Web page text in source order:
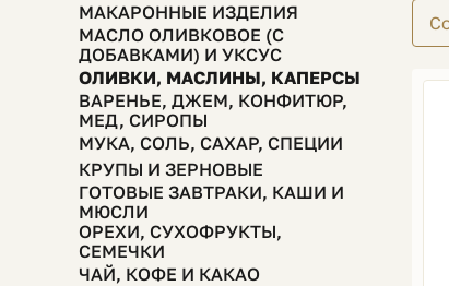
МАКАРОННЫЕ ИЗДЕЛИЯ
МАСЛО ОЛИВКОВОЕ (С
ДОБАВКАМИ) И УКСУС
ОЛИВКИ, МАСЛИНЫ, КАПЕРСЫ
ВАРЕНЬЕ, ДЖЕМ, КОНФИТЮР,
МЕД, СИРОПЫ
МУКА, СОЛЬ, САХАР, СПЕЦИИ
КРУПЫ И ЗЕРНОВЫЕ
ГОТОВЫЕ ЗАВТРАКИ, КАШИ И
МЮСЛИ
ОРЕХИ, СУХОФРУКТЫ,
СЕМЕЧКИ
ЧАЙ, КОФЕ И КАКАО